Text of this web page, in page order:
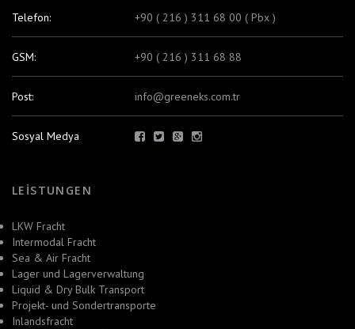
Telefon: +90 ( 216 ) 311 68 00 ( Pbx )
GSM: +90 ( 216 ) 311 68 88
Post: info@greeneks.com.tr
Sosyal Medya
LEISTUNGEN
LKW Fracht
Intermodal Fracht
Sea & Air Fracht
Lager und Lagerverwaltung
Liquid & Dry Bulk Transport
Projekt- und Sondertransporte
Inlandsfracht